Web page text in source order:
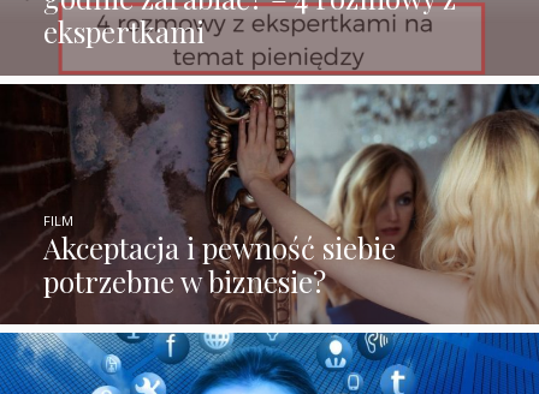
ekspertkami
Akceptacja i pewność siebie
potrzebne w biznesie?
FILM